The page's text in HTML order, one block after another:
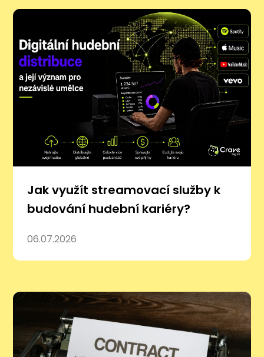
Jak využít streamovací služby k
budování hudební kariéry?
06.07.2026